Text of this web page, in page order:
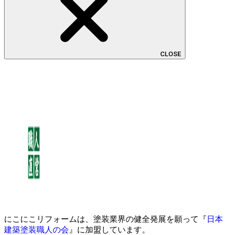
CLOSE
にこにこリフォームは、塗装業界の健全発展を願って『 日本
建築塗装職人の会 』に加盟しています。